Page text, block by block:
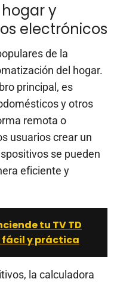
y
electrónicos
de la
del hogar.
principal, es
y otros
remota o
usuarios crear un
se pueden
eficiente y
tu TV TD
fácil y práctica
la calculadora